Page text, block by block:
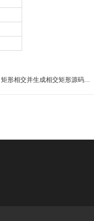
形相交并生成相交矩形源码...